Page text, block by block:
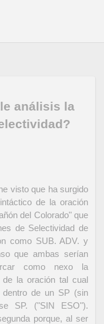
análisis la
visto que ha surgido
de la oración
del Colorado" que
de Selectividad de
como SUB. ADV. y
que ambas serían
como nexo la
la oración tal cual
de un SP (sin
SP. ("SIN ESO").
porque, al ser